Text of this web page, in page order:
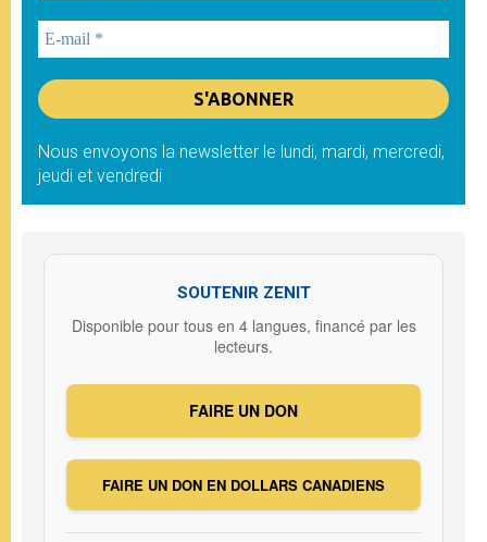
Nous envoyons la newsletter le lundi, mardi, mercredi,
jeudi et vendredi
SOUTENIR ZENIT
Disponible pour tous en 4 langues, financé par les
lecteurs.
FAIRE UN DON
FAIRE UN DON EN DOLLARS CANADIENS